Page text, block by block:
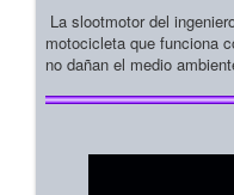
La slootmotor del
motocicleta que funciona
no dañan el medio